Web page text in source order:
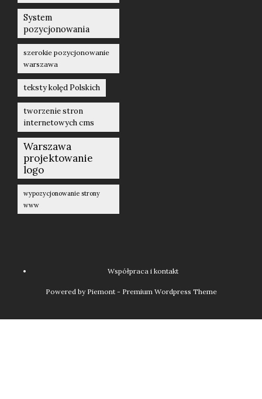
System
pozycjonowania
szerokie pozycjonowanie
warszawa
teksty kolęd Polskich
tworzenie stron
internetowych cms
Warszawa
projektowanie
logo
wypozycjonowanie strony
www
Współpraca i kontakt
Powered by Piemont - Premium Wordpress Theme